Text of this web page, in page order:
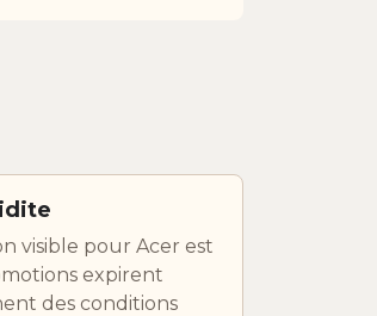
visible pour Acer est
expirent
des conditions